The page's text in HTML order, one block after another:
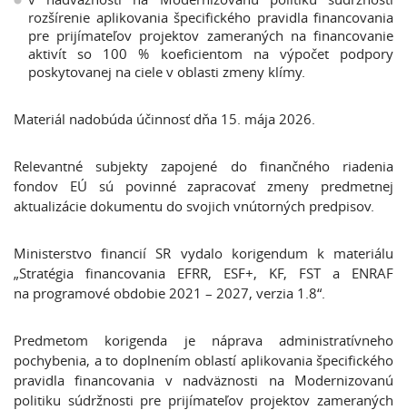
rozšírenie aplikovania špecifického pravidla financovania
pre prijímateľov projektov zameraných na financovanie
aktivít so 100 % koeficientom na výpočet podpory
poskytovanej na ciele v oblasti zmeny klímy.
Materiál nadobúda účinnosť dňa 15. mája 2026.
Relevantné subjekty zapojené do finančného riadenia
fondov EÚ sú povinné zapracovať zmeny predmetnej
aktualizácie dokumentu do svojich vnútorných predpisov.
Ministerstvo financií SR vydalo korigendum k materiálu
„Stratégia financovania EFRR, ESF+, KF, FST a ENRAF
na programové obdobie 2021 – 2027, verzia 1.8“.
Predmetom korigenda je náprava administratívneho
pochybenia, a to doplnením oblastí aplikovania špecifického
pravidla financovania v nadväznosti na Modernizovanú
politiku súdržnosti pre prijímateľov projektov zameraných